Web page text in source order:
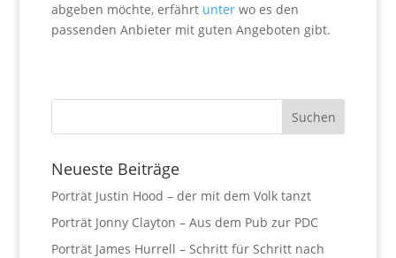
abgeben möchte, erfährt unter wo es den
passenden Anbieter mit guten Angeboten gibt.
Neueste Beiträge
Porträt Justin Hood – der mit dem Volk tanzt
Porträt Jonny Clayton – Aus dem Pub zur PDC
Porträt James Hurrell – Schritt für Schritt nach